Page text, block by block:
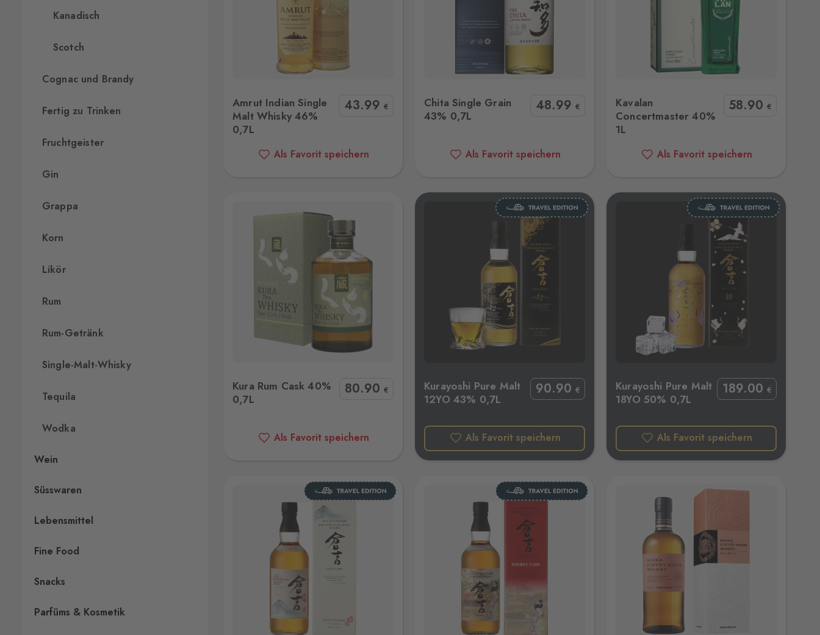
Kanadisch
Scotch
Cognac und Brandy
Fertig zu Trinken
Fruchtgeister
Gin
Grappa
Korn
Likör
Rum
Rum-Getränk
Single-Malt-Whisky
Tequila
Wodka
Wein
Süsswaren
Lebensmittel
Fine Food
Snacks
Parfüms & Kosmetik
Amrut Indian Single
Malt Whisky 46%
0,7L
43.99 €
Amrut Indian Single Malt Whisky 46% 0,7L
Als Favorit speichern
Chita Single Grain
43% 0,7L
48.99 €
Als Favorit speichern
Kavalan
Concertmaster 40%
1L
58.90 €
Als Favorit speichern
Kura Rum Cask 40%
0,7L
80.90 €
Kura Rum Cask 40% 0,7L
Als Favorit speichern
Kurayoshi Pure Malt
12YO 43% 0,7L
90.90 €
Als Favorit speichern
Kurayoshi Pure Malt
18YO 50% 0,7L
189.00 €
Als Favorit speichern